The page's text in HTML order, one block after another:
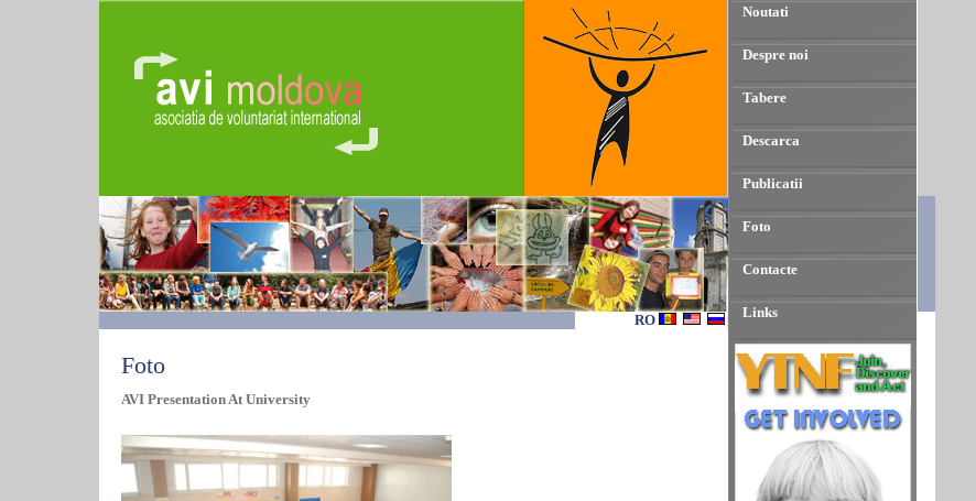
Noutati
Despre noi
Tabere
Descarca
Publicatii
Foto
Contacte
Links
RO
Foto
AVI Presentation At University